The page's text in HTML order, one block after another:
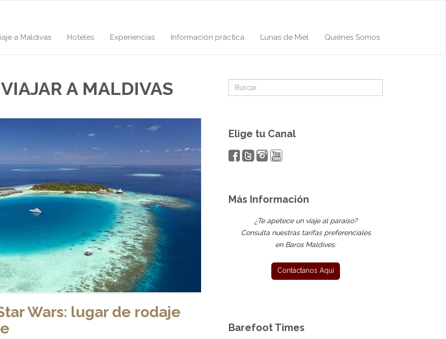
a Maldivas Hoteles Experiencias Información práctica Lunas de Miel Quiénes Somos
A MALDIVAS
Wars: lugar de rodaje
Elige tu Canal
Más Información
¿Te apetece un viaje al paraíso?
Consulta nuestras tarifas preferenciales
en Baros Maldives:
Barefoot Times